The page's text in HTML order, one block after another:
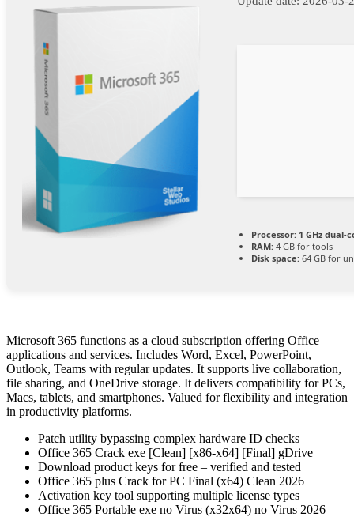
Processor: 1 GHz dual-
RAM: 4 GB for tools
Disk space: 64 GB for
Microsoft 365 functions as a cloud subscription offering Office
applications and services. Includes Word, Excel, PowerPoint,
Outlook, Teams with regular updates. It supports live collaboration,
file sharing, and OneDrive storage. It delivers compatibility for PCs,
Macs, tablets, and smartphones. Valued for flexibility and integration
in productivity platforms.
Patch utility bypassing complex hardware ID checks
Office 365 Crack exe [Clean] [x86-x64] [Final] gDrive
Download product keys for free – verified and tested
Office 365 plus Crack for PC Final (x64) Clean 2026
Activation key tool supporting multiple license types
Office 365 Portable exe no Virus (x32x64) no Virus 2026